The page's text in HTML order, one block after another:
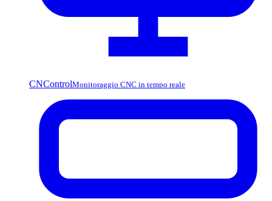
CNControlMonitoraggio CNC in tempo reale